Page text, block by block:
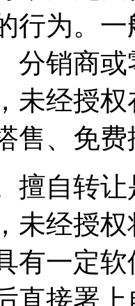
行为。
分销商
未经授
售、免
擅自转
未经授
有一定
直接署